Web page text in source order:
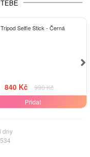
Tripod Selfie Stick - Černá
840 Kč
990 Kč
Přidat
dny